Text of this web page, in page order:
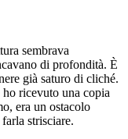
sembrava
di profondità. È
già saturo di cliché.
ricevuto una copia
era un ostacolo
strisciare.